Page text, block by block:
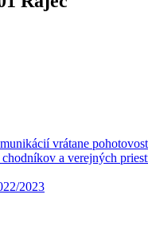
vrátane
a verejných
2023